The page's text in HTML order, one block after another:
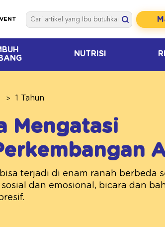
NUTRISI
1 Tahun
Mengatasi
terjadi di enam ranah berbeda
dan emosional, bicara dan